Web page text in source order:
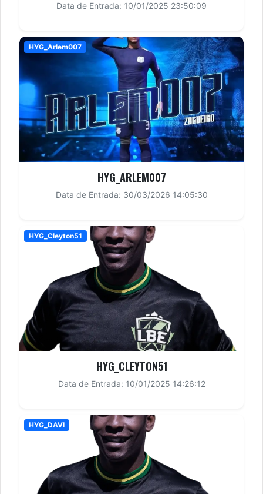
Data de Entrada: 10/01/2025 23:50:09
HYG_Arlem007
HYG_ARLEM007
Data de Entrada: 30/03/2026 14:05:30
HYG_Cleyton51
HYG_CLEYTON51
Data de Entrada: 10/01/2025 14:26:12
HYG_DAVI